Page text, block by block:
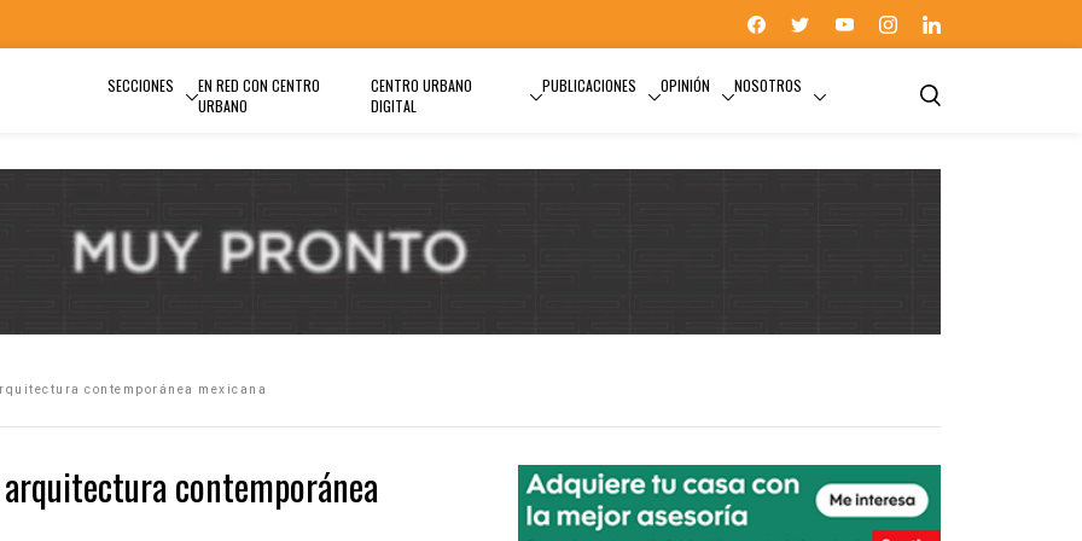
SECCIONES
EN RED CON CENTRO
URBANO
CENTRO URBANO
DIGITAL
PUBLICACIONES OPINIÓN NOSOTROS
contemporánea mexicana
contemporánea